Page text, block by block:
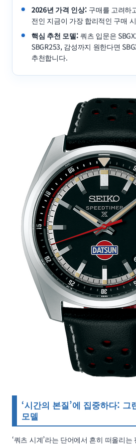
2026년 가격 인상: 구매를 고려하
전인 지금이 가장 합리적인 구매
핵심 추천 모델: 쿼츠 입문은
SBGR253, 감성까지 원한다면
추천합니다.
‘시간의 본질’에 집중하다: 그
모델
‘쿼츠 시계’라는 단어에서 흔히 떠올리